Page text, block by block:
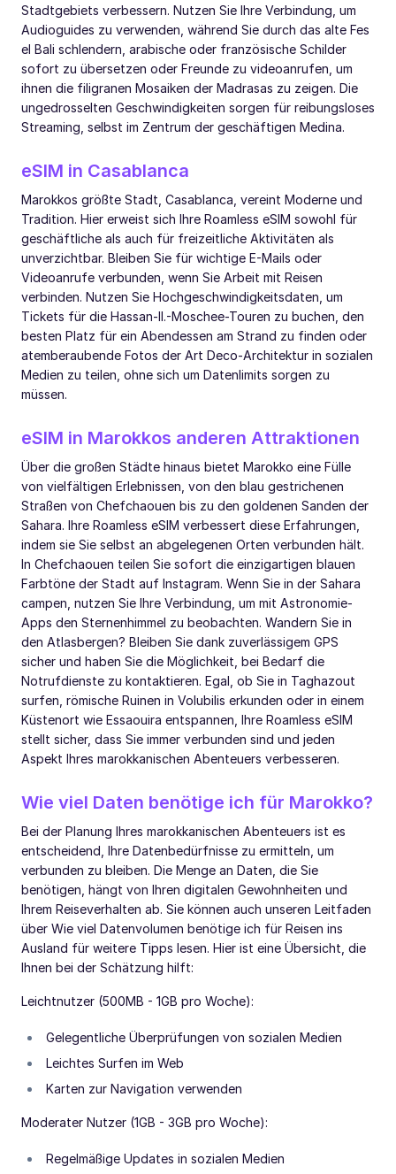
Stadtgebiets verbessern. Nutzen Sie Ihre Verbindung, um
Audioguides zu verwenden, während Sie durch das alte Fes
el Bali schlendern, arabische oder französische Schilder
sofort zu übersetzen oder Freunde zu videoanrufen, um
ihnen die filigranen Mosaiken der Madrasas zu zeigen. Die
ungedrosselten Geschwindigkeiten sorgen für reibungsloses
Streaming, selbst im Zentrum der geschäftigen Medina.
eSIM in Casablanca
Marokkos größte Stadt, Casablanca, vereint Moderne und
Tradition. Hier erweist sich Ihre Roamless eSIM sowohl für
geschäftliche als auch für freizeitliche Aktivitäten als
unverzichtbar. Bleiben Sie für wichtige E-Mails oder
Videoanrufe verbunden, wenn Sie Arbeit mit Reisen
verbinden. Nutzen Sie Hochgeschwindigkeitsdaten, um
Tickets für die Hassan-II.-Moschee-Touren zu buchen, den
besten Platz für ein Abendessen am Strand zu finden oder
atemberaubende Fotos der Art Deco-Architektur in sozialen
Medien zu teilen, ohne sich um Datenlimits sorgen zu
müssen.
eSIM in Marokkos anderen Attraktionen
Über die großen Städte hinaus bietet Marokko eine Fülle
von vielfältigen Erlebnissen, von den blau gestrichenen
Straßen von Chefchaouen bis zu den goldenen Sanden der
Sahara. Ihre Roamless eSIM verbessert diese Erfahrungen,
indem sie Sie selbst an abgelegenen Orten verbunden hält.
In Chefchaouen teilen Sie sofort die einzigartigen blauen
Farbtöne der Stadt auf Instagram. Wenn Sie in der Sahara
campen, nutzen Sie Ihre Verbindung, um mit Astronomie-
Apps den Sternenhimmel zu beobachten. Wandern Sie in
den Atlasbergen? Bleiben Sie dank zuverlässigem GPS
sicher und haben Sie die Möglichkeit, bei Bedarf die
Notrufdienste zu kontaktieren. Egal, ob Sie in Taghazout
surfen, römische Ruinen in Volubilis erkunden oder in einem
Küstenort wie Essaouira entspannen, Ihre Roamless eSIM
stellt sicher, dass Sie immer verbunden sind und jeden
Aspekt Ihres marokkanischen Abenteuers verbesseren.
Wie viel Daten benötige ich für Marokko?
Bei der Planung Ihres marokkanischen Abenteuers ist es
entscheidend, Ihre Datenbedürfnisse zu ermitteln, um
verbunden zu bleiben. Die Menge an Daten, die Sie
benötigen, hängt von Ihren digitalen Gewohnheiten und
Ihrem Reiseverhalten ab. Sie können auch unseren Leitfaden
über Wie viel Datenvolumen benötige ich für Reisen ins
Ausland für weitere Tipps lesen. Hier ist eine Übersicht, die
Ihnen bei der Schätzung hilft:
Leichtnutzer (500MB - 1GB pro Woche):
Gelegentliche Überprüfungen von sozialen Medien
Leichtes Surfen im Web
Karten zur Navigation verwenden
Moderater Nutzer (1GB - 3GB pro Woche):
Regelmäßige Updates in sozialen Medien